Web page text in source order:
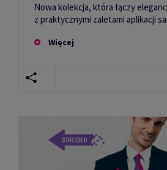
Nowa kolekcja, która łączy
z praktycznymi zaletami aplikacji
Więcej